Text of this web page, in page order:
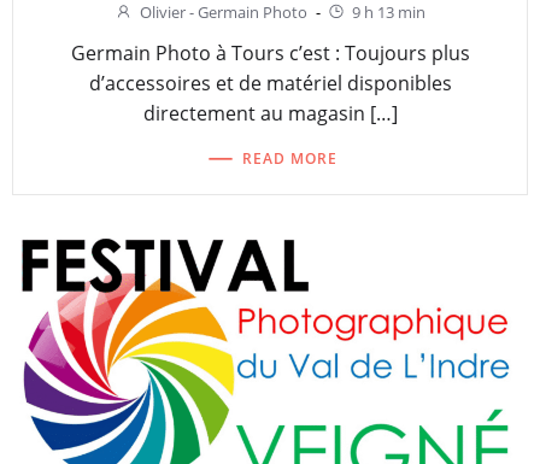
Olivier - Germain Photo - 9 h 13 min
Germain Photo à Tours c’est : Toujours plus
d’accessoires et de matériel disponibles
directement au magasin […]
READ MORE